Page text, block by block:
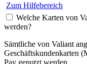
Zum Hilfebereich
Welche Karten von
werden?
Sämtliche von Valiant
Geschäftskundenkarten
Pay genutzt werden.